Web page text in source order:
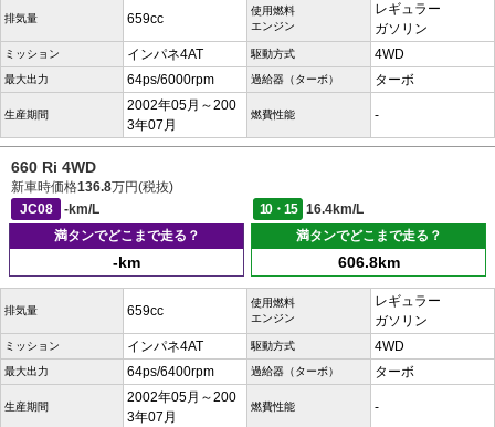
排気量 659cc
使用燃料
エンジン
レギュラー
ガソリン
ミッション インパネ4AT 駆動方式 4WD
最大出力 64ps/6000rpm 過給器（ターボ） ターボ
生産期間
2002年05月～200
3年07月
燃費性能 -
660 Ri 4WD
新車時価格136.8万円(税抜)
JC08
-km/L 10・15
16.4km/L
満タンでどこまで走る？
-km
満タンでどこまで走る？
606.8km
排気量 659cc
使用燃料
エンジン
レギュラー
ガソリン
ミッション インパネ4AT 駆動方式 4WD
最大出力 64ps/6400rpm 過給器（ターボ） ターボ
生産期間
2002年05月～200
3年07月
燃費性能 -